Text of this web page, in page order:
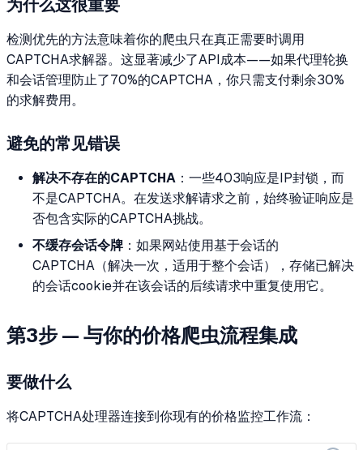
为什么这很重要
检测优先的方法意味着你的爬虫只在真正需要时调用
CAPTCHA求解器。这显著减少了API成本——如果代理轮换
和会话管理防止了70%的CAPTCHA，你只需支付剩余30%
的求解费用。
避免的常见错误
解决不存在的CAPTCHA ：一些403响应是IP封锁，而
不是CAPTCHA。在发送求解请求之前，始终验证响应是
否包含实际的CAPTCHA挑战。
不缓存会话令牌 ：如果网站使用基于会话的
CAPTCHA（解决一次，适用于整个会话），存储已解决
的会话cookie并在该会话的后续请求中重复使用它。
第3步 — 与你的价格爬虫流程集成
要做什么
将CAPTCHA处理器连接到你现有的价格监控工作流：